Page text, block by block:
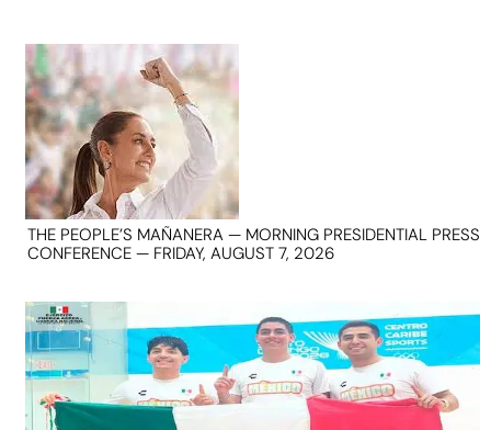
THE PEOPLE’S MAÑANERA — MORNING PRESIDENTIAL PRESS
CONFERENCE — FRIDAY, AUGUST 7, 2026